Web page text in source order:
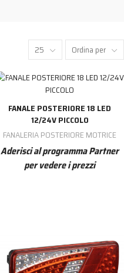
25 Ordina per
FANALE POSTERIORE 18 LED
12/24V PICCOLO
FANALERIA POSTERIORE MOTRICE
Aderisci al programma Partner
per vedere i prezzi